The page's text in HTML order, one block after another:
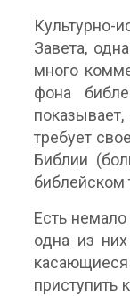
Культурно-
Завета,
много
фона
требует
Библии
библейском
Есть
одна из
приступить